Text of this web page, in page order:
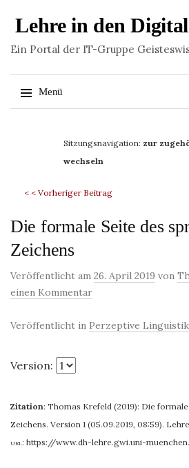
Lehre in den
Ein Portal der IT-Gruppe
Menü
Sitzungsnavigation: zur
wechseln
< < Vorheriger Beitrag
Die formale Seite des
Zeichens
Veröffentlicht am 26. April 2019 von
einen Kommentar
Veröffentlicht in Perzeptive Linguistik
Version:
Zitation: Thomas Krefeld (2019): Die
Zeichens. Version 1 (05.09.2019, 08:59).
url: https://www.dh-lehre.gwi.uni-